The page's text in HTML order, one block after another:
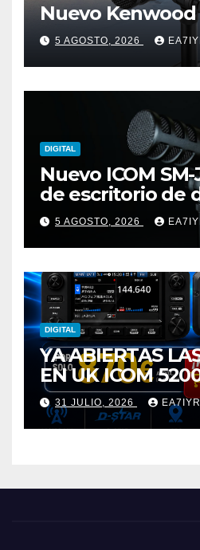
Nuevo Kenwood
5 AGOSTO, 2026
DIGITAL
Nuevo ICOM
de escritorio de
elemento
5 AGOSTO, 2026
DIGITAL
YA ABIERTAS
EN UK ICOM
31 JULIO, 2026 EA7IYR